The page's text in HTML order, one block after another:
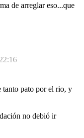
de arreglar eso...que
tanto pato por el rio, y
no debió ir